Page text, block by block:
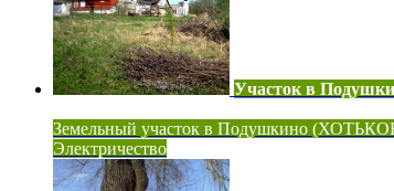
Участок в
Земельный участок в Подушкино
Электричество